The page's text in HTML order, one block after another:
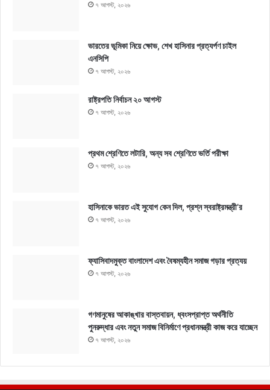
৭ আগস্ট, ২০২৬
ভারতের ভূমিকা নিয়ে ক্ষোভ, শেখ হাসিনার প্রত্যর্পণ চাইল
এনসিপি
৭ আগস্ট, ২০২৬
রাষ্ট্রপতি নির্বাচন ২০ আগস্ট
৭ আগস্ট, ২০২৬
প্রথম শ্রেণিতে লটারি, অন্য সব শ্রেণিতে ভর্তি পরীক্ষা
৭ আগস্ট, ২০২৬
হাসিনাকে ভারত এই সুযোগ কেন দিল, প্রশ্ন স্বরাষ্ট্রমন্ত্রী’র
৭ আগস্ট, ২০২৬
ফ্যাসিবাদমুক্ত বাংলাদেশ এবং বৈষম্যহীন সমাজ গড়ার প্রত্যয়
৭ আগস্ট, ২০২৬
গণমানুষের আকাঙ্খার বাস্তবায়ন, ধ্বংসপ্রাপ্ত অর্থনীতি
পুনরুদ্ধার এবং নতুন সমাজ বিনির্মাণে প্রধানমন্ত্রী কাজ করে যাচ্ছেন
৭ আগস্ট, ২০২৬